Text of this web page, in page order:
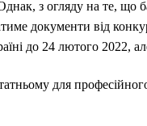
з огляду на те, що
документи від
до 24 лютого 2022,
для